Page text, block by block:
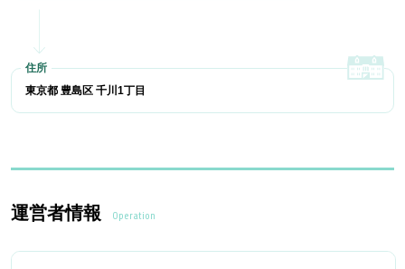
東京都 豊島区 千川1丁目
運営者情報 Operation